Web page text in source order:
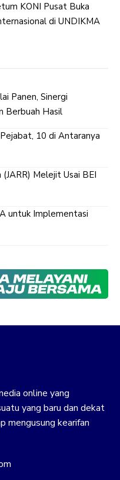
KONI Pusat Buka
di UNDIKMA
Panen, Sinergi
Berbuah Hasil
10 di Antaranya
Melejit Usai BEI
untuk Implementasi
online yang
yang baru dan dekat
mengusung kearifan